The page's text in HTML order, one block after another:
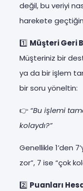
değil, bu veriyi
harekete
1️⃣ Müşteri Geri
Müşteriniz bir
ya da bir işlem
bir soru yöneltin:
👉 “Bu işlemi
kolaydı?”
Genellikle 1’den
zor”, 7 ise “çok
2️⃣ Puanları